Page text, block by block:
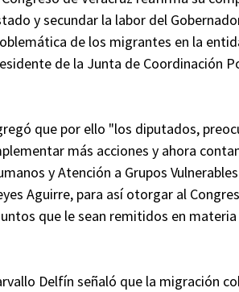
y secundar la labor del
de los migrantes en la
de la Junta de Coordinación
que por ello "los diputados,
más acciones y ahora
y Atención a Grupos
Aguirre, para así otorgar al
que le sean remitidos en
Delfín señaló que la migración